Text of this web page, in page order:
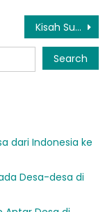
Kisah Sukses: Bagaimana BPNT Mengubah Kehidupan di Sumatera Barat
Search
dari Indonesia ke
Desa-desa di